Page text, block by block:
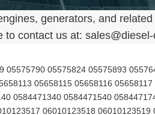
generators, and
contact us at:
06080420614 06080420642 06080550144 06080550146 06080620102 06080620104 06080620109 06080620150 06080620203 06080620246 06080620654 06080690060 06080690065 06080690066 06080920144 06080920209 06091822308 06091822316 06110500109 06110640120 06110648319 06110650112 06110650115 06110650116 06110658316 06110690078 06110690079 06110690120 06110690122 06110690126 06110690140 06110690144 06110690145 06110690146 06110690151 06110950105 06110950108 06111800118 06111820116 06111830110 06111840112 06111840114 06111840115 06111840116 06111840118 06111850318 06112630104 06112630106 06129190108 06150106105 06150106107 06150106109 06150106111 06150106112 06150106113 06150106115 06150106116 06150106118 06150106224 06150190073 06150190074 06150190085 06150300314 06150300315 06150390022 06150944213 06150944226 06151100412 06151400103 06151810101 06151910205 06151910207 06151910209 06151910210 06151910213 06151930207 06151930211 06160206405 06160320110 06160320111 06160390023 06160390026 06160430211 06160440210 06161104107 06161104108 06161800109 06167316105 06167316107 06167316108 06167316109 06167316111 06210490072 06220293015 06221401012 06222200804 06242790106 06290100117 06290190320 06294 06295 0630702513 06314109400 0631511015 06316400108 0634312748 0634313060 0634313850 0634313881 0634472940 0634474940 0634477240 0636010572 06367890092 06367890501 0637513018 0637885618 06380702114 06409857 06410640 06410879 06419440 06422214 06436075 06436253 06436254 06436417 06436418 06436746 06436882 06436891 06437298 06438799 06439073 06439604 06439898 06453272 06460429 0646120325 06462434 06463504 06468163 06478556 06478558 06478641 06478821 06479007 06479384 06479474 06479494 06479504 06479524 06488126 06505018 06505020 06505025 06505031 0651810079 06525007 06525025 06525035 06525041 06525042 06525043 06525044 06525045 06525047 06525048 06525056 06525062 06525065 06525066 06525071 06525072 06525078